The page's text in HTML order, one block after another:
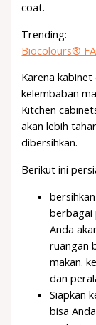
coat.
Trending:
Biocolours®
Karena
kelembaban
Kitchen
akan lebih
dibersihkan.
Berikut ini
berbagai
Anda
ruangan
makan.
dan
Siapkan
bisa